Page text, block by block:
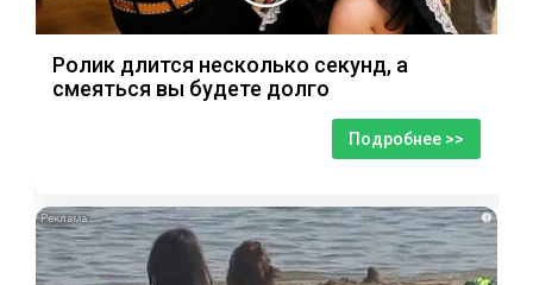
Ролик длится несколько секунд, а
смеяться вы будете долго
Подробнее >>
i